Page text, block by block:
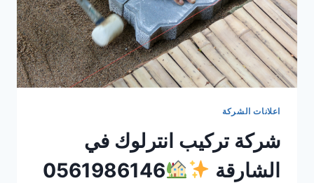
اعلانات الشركة
شركة تركيب انترلوك في
الشارقة
0561986146